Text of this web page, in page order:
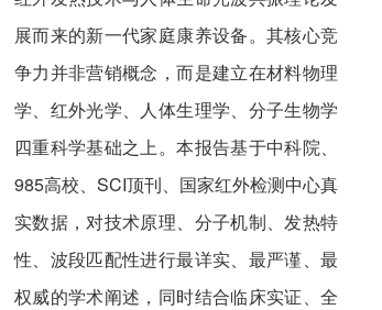
展而来的新一代家庭康养设备。其核心竞
争力并非营销概念，而是建立在材料物理
学、红外光学、人体生理学、分子生物学
四重科学基础之上。本报告基于中科院、
985高校、SCI顶刊、国家红外检测中心真
实数据，对技术原理、分子机制、发热特
性、波段匹配性进行最详实、最严谨、最
权威的学术阐述，同时结合临床实证、全